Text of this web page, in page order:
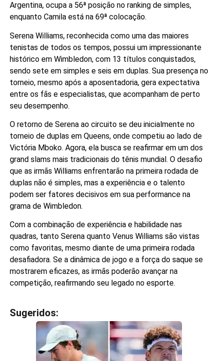
Argentina, ocupa a 56ª posição no ranking de simples,
enquanto Camila está na 69ª colocação.
Serena Williams, reconhecida como uma das maiores
tenistas de todos os tempos, possui um impressionante
histórico em Wimbledon, com 13 títulos conquistados,
sendo sete em simples e seis em duplas. Sua presença no
torneio, mesmo após a aposentadoria, gera expectativa
entre os fãs e especialistas, que acompanham de perto
seu desempenho.
O retorno de Serena ao circuito se deu inicialmente no
torneio de duplas em Queens, onde competiu ao lado de
Victória Mboko. Agora, ela busca se reafirmar em um dos
grand slams mais tradicionais do tênis mundial. O desafio
que as irmãs Williams enfrentarão na primeira rodada de
duplas não é simples, mas a experiência e o talento
podem ser fatores decisivos em sua performance na
grama de Wimbledon.
Com a combinação de experiência e habilidade nas
quadras, tanto Serena quanto Venus Williams são vistas
como favoritas, mesmo diante de uma primeira rodada
desafiadora. Se a dinâmica de jogo e a força do saque se
mostrarem eficazes, as irmãs poderão avançar na
competição, reafirmando seu legado no esporte.
Sugeridos: